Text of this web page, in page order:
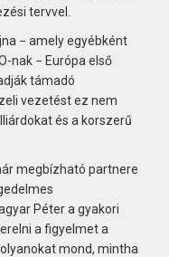
tervvel.
− amely egyébként
nak − Európa első
támadó
vezetést ez nem
és a korszerű
megbízható partnere
Péter a gyakori
a figyelmet a
mond, mintha